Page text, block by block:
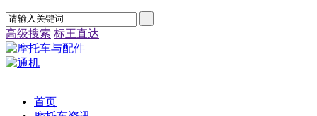
高级搜索 标王直达
首页